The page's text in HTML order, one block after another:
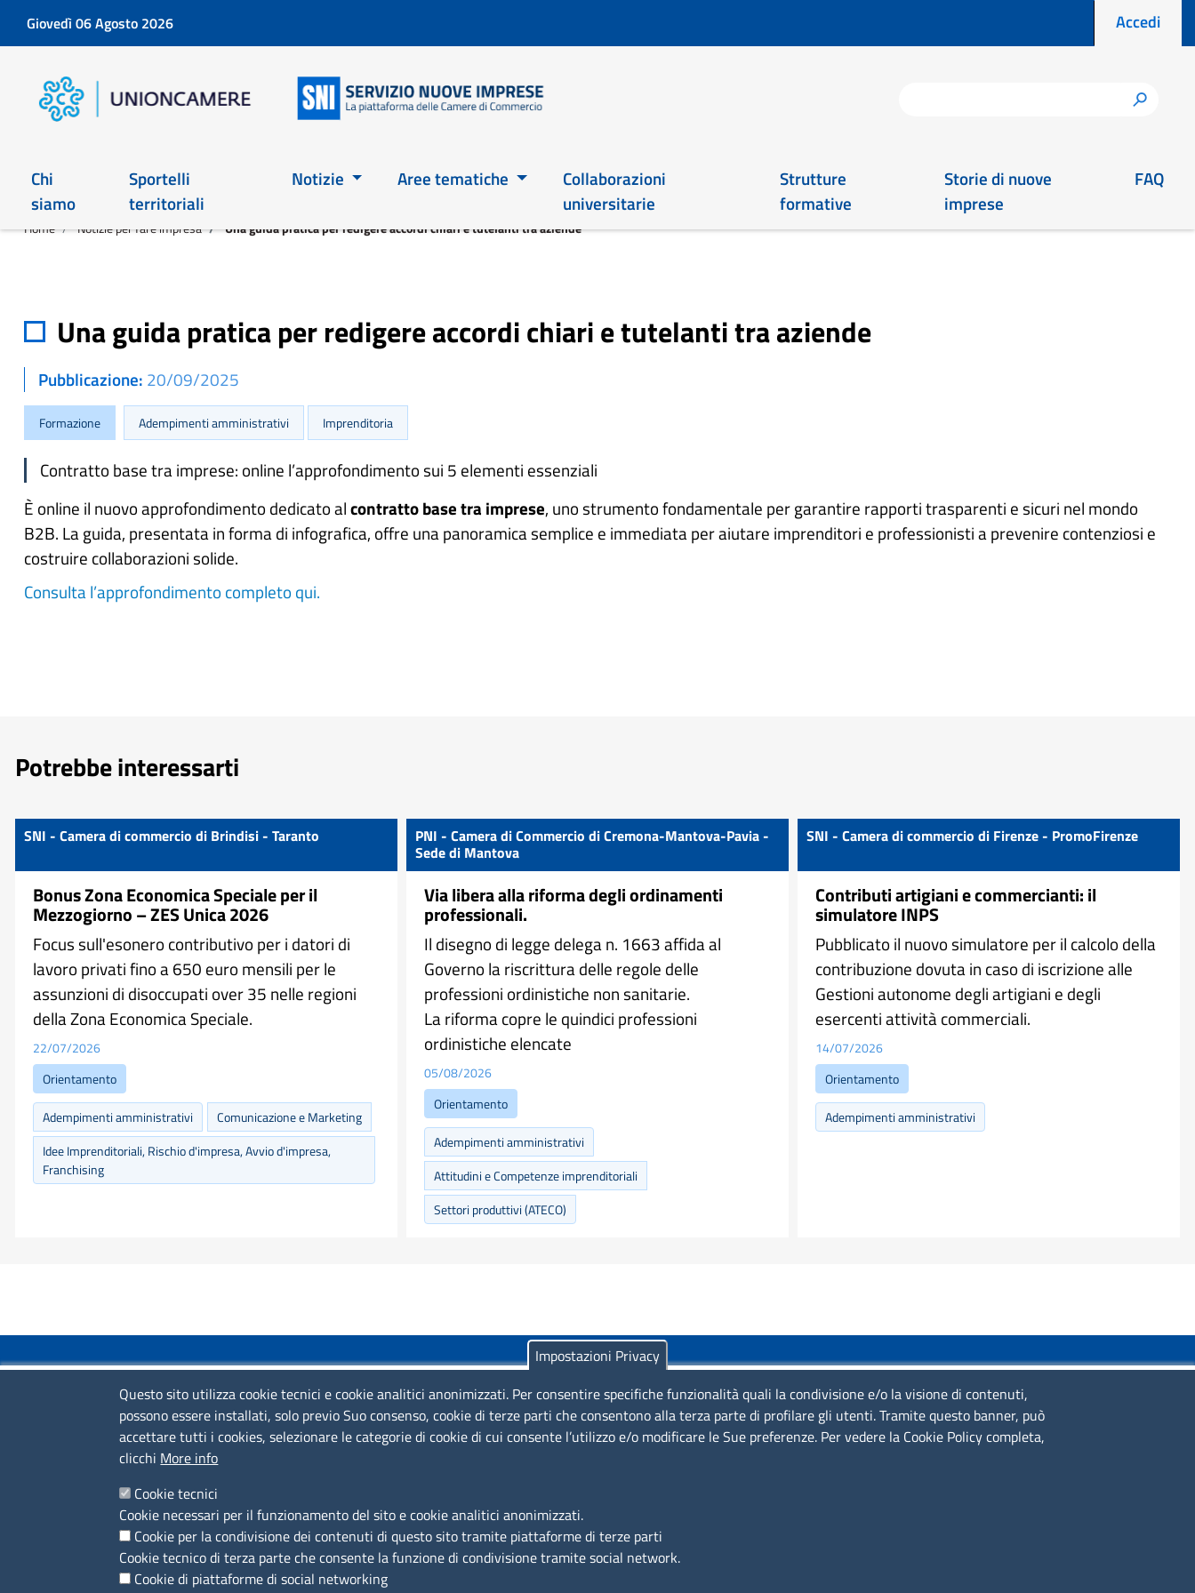
Giovedì 06 Agosto 2026 Menu
Accedi
h
Main 2026
Chi
siamo
Sportelli
territoriali
Notizie Aree tematiche
Collaborazioni
universitarie
Strutture
formative
Storie di nuove
imprese
FAQ
Home Notizie per fare impresa Una guida pratica per redigere accordi chiari e tutelanti tra aziende
Una guida pratica per redigere accordi chiari e tutelanti tra aziende
Pubblicazione 20/09/2025
Formazione Adempimenti amministrativi Imprenditoria
Contratto base tra imprese: online l’approfondimento sui 5 elementi essenziali
È online il nuovo approfondimento dedicato alcontratto base tra imprese, uno strumento fondamentale per garantire rapporti trasparenti e sicuri nel mondo
B2B. La guida, presentata in forma di infografica, offre una panoramica semplice e immediata per aiutare imprenditori e professionisti a prevenire contenziosi e
costruire collaborazioni solide.
Consulta l’approfondimento completo qui.
Potrebbe interessarti
SNI - Camera di commercio di Brindisi - Taranto
Bonus Zona Economica Speciale per il
Mezzogiorno – ZES Unica 2026
Focus sull'esonero contributivo per i datori di
lavoro privati fino a 650 euro mensili per le
assunzioni di disoccupati over 35 nelle regioni
della Zona Economica Speciale.
22/07/2026
Orientamento
Adempimenti amministrativi
Comunicazione e Marketing
Idee Imprenditoriali, Rischio d'impresa, Avvio d'impresa,
Franchising
PNI - Camera di Commercio di Cremona-Mantova-Pavia -
Sede di Mantova
Via libera alla riforma degli ordinamenti
professionali.
Il disegno di legge delega n. 1663 affida al
Governo la riscrittura delle regole delle
professioni ordinistiche non sanitarie.
La riforma copre le quindici professioni
ordinistiche elencate
05/08/2026
Orientamento
Adempimenti amministrativi
Attitudini e Competenze imprenditoriali
Settori produttivi (ATECO)
SNI - Camera di commercio di Firenze - PromoFirenze
Contributi artigiani e commercianti: il
simulatore INPS
Pubblicato il nuovo simulatore per il calcolo della
contribuzione dovuta in caso di iscrizione alle
Gestioni autonome degli artigiani e degli
esercenti attività commerciali.
14/07/2026
Orientamento
Adempimenti amministrativi
COLLEGAMENTI VELOCI
Colloqui di primo orientamento
Colloqui specialistici
Sportelli territoriali
Piazza Sallustio, 21 - 00187 Roma
C.F.: 01484460587
P.Iva: 01000211001
SERVIZIO REALIZZATO DA
Impostazioni Privacy
Questo sito utilizza cookie tecnici e cookie analitici anonimizzati. Per consentire specifiche funzionalità quali la condivisione e/o la visione di contenuti,
possono essere installati, solo previo Suo consenso, cookie di terze parti che consentono alla terza parte di profilare gli utenti. Tramite questo banner, può
accettare tutti i cookies, selezionare le categorie di cookie di cui consente l’utilizzo e/o modificare le Sue preferenze. Per vedere la Cookie Policy completa,
clicchi More info
Cookie tecnici
Cookie necessari per il funzionamento del sito e cookie analitici anonimizzati.
Cookie per la condivisione dei contenuti di questo sito tramite piattaforme di terze parti
Cookie tecnico di terza parte che consente la funzione di condivisione tramite social network.
Cookie di piattaforme di social networking